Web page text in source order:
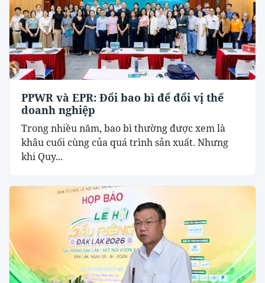
PPWR và EPR: Đổi bao bì để đổi vị thế
doanh nghiệp
Trong nhiều năm, bao bì thường được xem là
khâu cuối cùng của quá trình sản xuất. Nhưng
khi Quy...